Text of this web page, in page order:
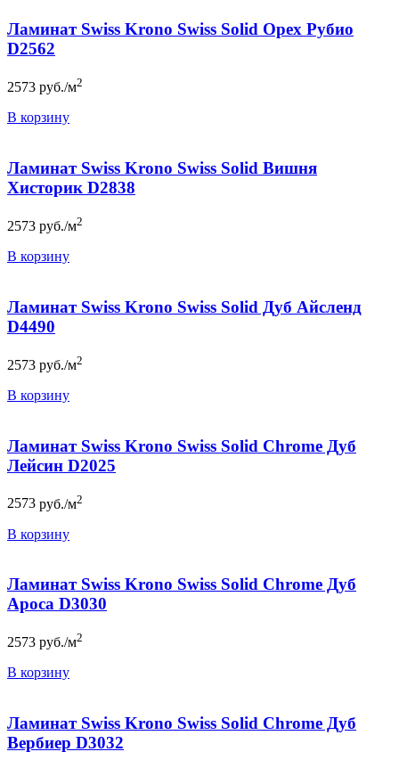
Ламинат Swiss Krono Swiss Solid Орех Рубио
D2562
2573 руб./м2
В корзину
Ламинат Swiss Krono Swiss Solid Вишня
Хисторик D2838
2573 руб./м2
В корзину
Ламинат Swiss Krono Swiss Solid Дуб Айсленд
D4490
2573 руб./м2
В корзину
Ламинат Swiss Krono Swiss Solid Chrome Дуб
Лейсин D2025
2573 руб./м2
В корзину
Ламинат Swiss Krono Swiss Solid Chrome Дуб
Ароса D3030
2573 руб./м2
В корзину
Ламинат Swiss Krono Swiss Solid Chrome Дуб
Вербиер D3032